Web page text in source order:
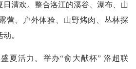
清欢。整合洛江的溪谷、瀑布、山
营、户外体验、山野烤肉、丛林探
。
活力。举办“俞大猷杯” 洛超联